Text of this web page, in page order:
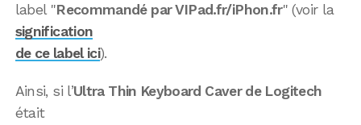
label "Recommandé par VIPad.fr/iPhon.fr" (voir la
signification
de ce label ici).
Ainsi, si l’Ultra Thin Keyboard Caver de Logitech
était